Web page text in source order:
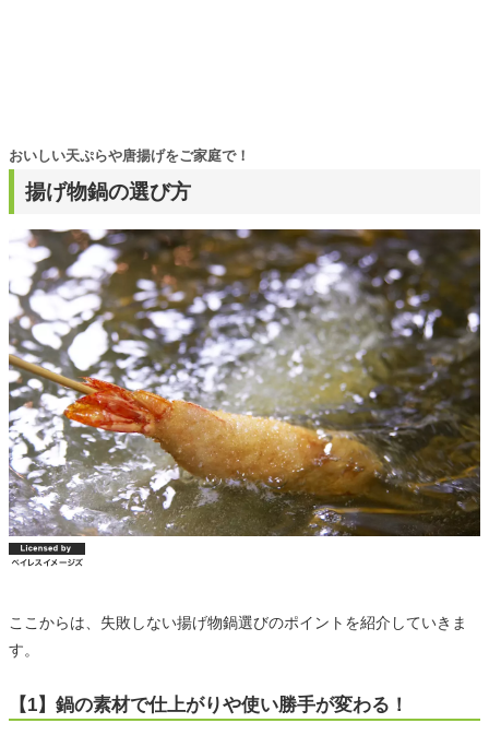
揚げ物鍋の選び方
おいしい天ぷらや唐揚げをご家庭で！
ここからは、失敗しない揚げ物鍋選びのポイントを紹介していきま
す。
【1】鍋の素材で仕上がりや使い勝手が変わる！